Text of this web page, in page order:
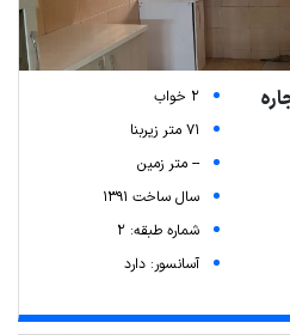
2 خواب
71 متر زیربنا
-- متر زمین
سال ساخت 1391
شماره طبقه: 2
آسانسور: دارد